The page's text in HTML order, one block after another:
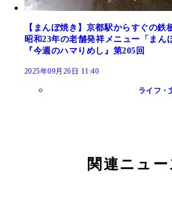
【まんぼ焼き】京都駅からすぐの
昭和23年の老舗発祥メニュー「まん
『今週のハマりめし』第205回
2025年09月26日 11:40
ライフ・
関連ニュー